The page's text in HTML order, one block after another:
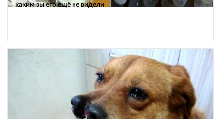
каким вы его ещё не видели